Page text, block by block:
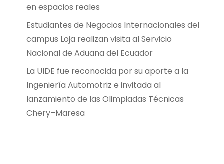
en espacios reales
Estudiantes de Negocios Internacionales del
campus Loja realizan visita al Servicio
Nacional de Aduana del Ecuador
La UIDE fue reconocida por su aporte a la
Ingeniería Automotriz e invitada al
lanzamiento de las Olimpiadas Técnicas
Chery–Maresa